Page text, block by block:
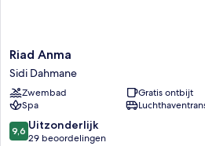
Riad
Anma
Sidi
Dahmane
Riad Anma
Sidi Dahmane
Zwembad
Gratis ontbijt
Spa
9.6
van
9,6 Uitzonderlijk
29 beoordelingen